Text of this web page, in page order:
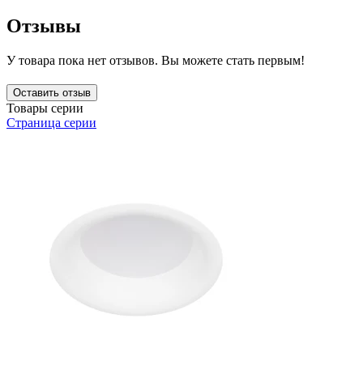
Отзывы
У товара пока нет отзывов. Вы можете стать первым!
Оставить отзыв
Товары серии
Страница серии